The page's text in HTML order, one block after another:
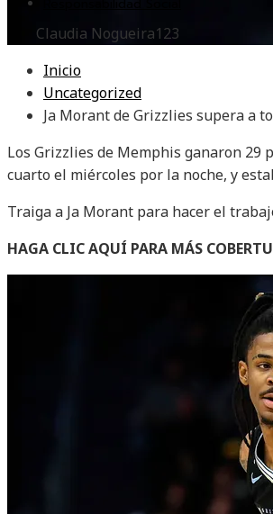
Claudia Nogueira123
Inicio
Uncategorized
Ja Morant de Grizzlies supera a
Los Grizzlies de Memphis ganaron 29
cuarto el miércoles por la noche, y
Traiga a Ja Morant para hacer el
HAGA CLIC AQUÍ PARA MÁS